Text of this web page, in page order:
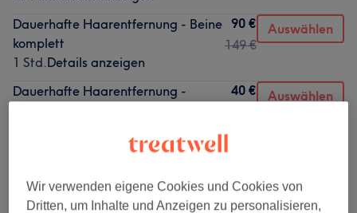
Dauerhafte Haarentfernung - Beine
komplett
1 Std.Details anzeigen
90 €
149 €
Auswählen
Dauerhafte Haarentfernung -
40 €
Auswählen
Dauerhafte Haarentfernung -
Rücken komplett
1 Std. Details anzeigen
129 €
Wir verwenden eigene Cookies und Cookies von
Dritten, um Inhalte und Anzeigen zu personalisieren,